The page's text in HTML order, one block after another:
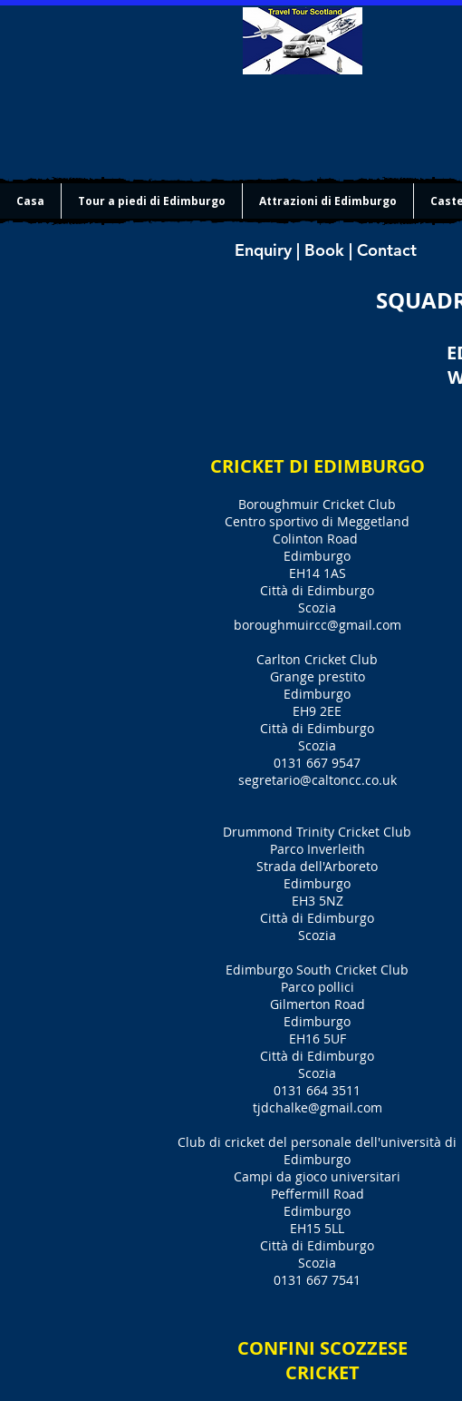
Casa Tour a piedi di Edimburgo Attrazioni di Edimburgo
Enquiry | Book | Contact
CRICKET DI EDIMBURGO
Boroughmuir Cricket Club
Centro sportivo di Meggetland
Colinton Road
Edimburgo
EH14 1AS
Città di Edimburgo
Scozia
boroughmuircc@gmail.com
Carlton Cricket Club
Grange prestito
Edimburgo
EH9 2EE
Città di Edimburgo
Scozia
0131 667 9547
segretario@caltoncc.co.uk
Drummond Trinity Cricket Club
Parco Inverleith
Strada dell'Arboreto
Edimburgo
EH3 5NZ
Città di Edimburgo
Scozia
Edimburgo South Cricket Club
Parco pollici
Gilmerton Road
Edimburgo
EH16 5UF
Città di Edimburgo
Scozia
0131 664 3511
tjdchalke@gmail.com
Club di cricket del personale dell'università di
Edimburgo
Campi da gioco universitari
Peffermill Road
Edimburgo
EH15 5LL
Città di Edimburgo
Scozia
0131 667 7541
CONFINI SCOZZESE
CRICKET